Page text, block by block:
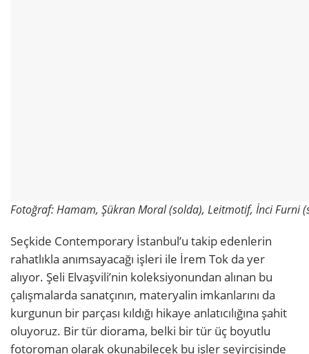
Fotoğraf: Hamam, Şükran Moral (solda), Leitmotif, İnci Furni
Seçkide Contemporary İstanbul’u takip edenlerin
rahatlıkla anımsayacağı işleri ile İrem Tok da yer
alıyor. Şeli Elvaşvili’nin koleksiyonundan alınan bu
çalışmalarda sanatçının, materyalin imkanlarını da
kurgunun bir parçası kıldığı hikaye anlatıcılığına şahit
oluyoruz. Bir tür diorama, belki bir tür üç boyutlu
fotoroman olarak okunabilecek bu işler seyircisinde